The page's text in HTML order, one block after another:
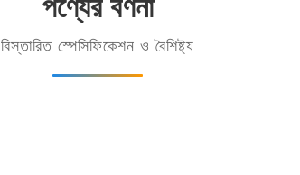
পণ্যের বর্ণনা
বিস্তারিত স্পেসিফিকেশন ও বৈশিষ্ট্য